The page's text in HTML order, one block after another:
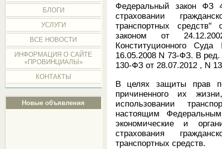
БЛОГИ
УСЛУГИ
ВСЕ НОВОСТИ
ИНФОРМАЦИЯ О САЙТЕ
«ПРОВИНЦИАЛЫ»
КОНТАКТЫ
Новые объявления
Федеральный закон ФЗ
страховании
транспортных
законом от
Конституционного
16.05.2008 N 73-ФЗ. В ред.
130-ФЗ от 28.07.2012 , N
В целях защиты прав
причиненного их
использовании
настоящим
экономические и
страхования
транспортных средств.